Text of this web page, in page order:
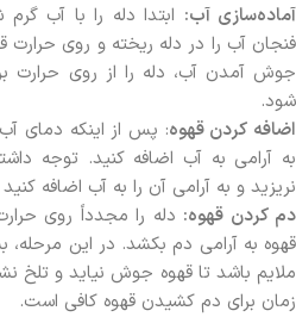
آماده‌سازی آب: ابتدا دله را با آب
فنجان آب را در دله ریخته و روی
جوش آمدن آب، دله را از روی حرارت
شود.
اضافه کردن قهوه: پس از اینکه دمای
به آرامی به آب اضافه کنید. توجه
نریزید و به آرامی آن را به آب اضافه
دم کردن قهوه: دله را مجدداً روی
قهوه به آرامی دم بکشد. در این
زمان برای دم کشیدن قهوه کافی است.